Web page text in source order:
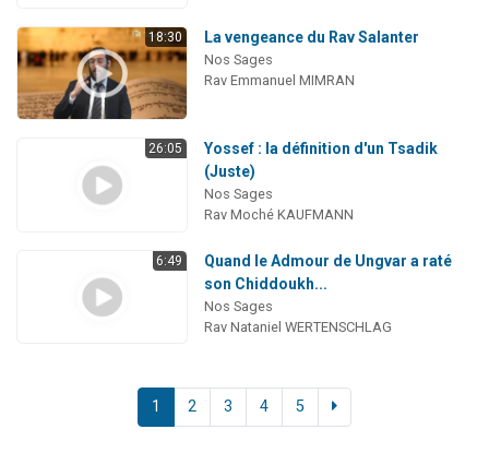
18:30 La vengeance du Rav Salanter
Nos Sages
Rav Emmanuel MIMRAN
26:05
Yossef : la définition d'un Tsadik
(Juste)
Nos Sages
Rav Moché KAUFMANN
6:49
Quand le Admour de Ungvar a raté
son Chiddoukh...
Nos Sages
Rav Nataniel WERTENSCHLAG
1 2 3 4 5